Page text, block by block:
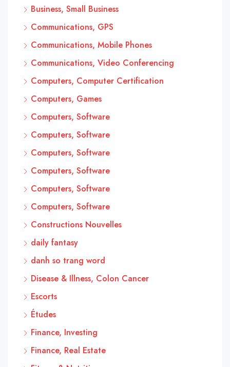
Business, Small Business
Communications, GPS
Communications, Mobile Phones
Communications, Video Conferencing
Computers, Computer Certification
Computers, Games
Computers, Software
Computers, Software
Computers, Software
Computers, Software
Computers, Software
Computers, Software
Constructions Nouvelles
daily fantasy
danh so trang word
Disease & Illness, Colon Cancer
Escorts
Études
Finance, Investing
Finance, Real Estate